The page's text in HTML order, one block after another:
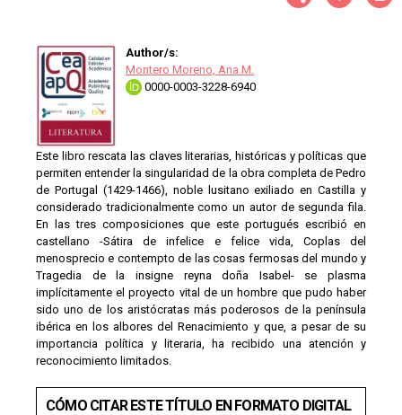
Author/s:
Montero Moreno, Ana M.
0000-0003-3228-6940
Este libro rescata las claves literarias, históricas y políticas que
permiten entender la singularidad de la obra completa de Pedro
de Portugal (1429-1466), noble lusitano exiliado en Castilla y
considerado tradicionalmente como un autor de segunda fila.
En las tres composiciones que este portugués escribió en
castellano -Sátira de infelice e felice vida, Coplas del
menosprecio e contempto de las cosas fermosas del mundo y
Tragedia de la insigne reyna doña Isabel- se plasma
implícitamente el proyecto vital de un hombre que pudo haber
sido uno de los aristócratas más poderosos de la península
ibérica en los albores del Renacimiento y que, a pesar de su
importancia política y literaria, ha recibido una atención y
reconocimiento limitados.
CÓMO CITAR ESTE TÍTULO EN FORMATO DIGITAL